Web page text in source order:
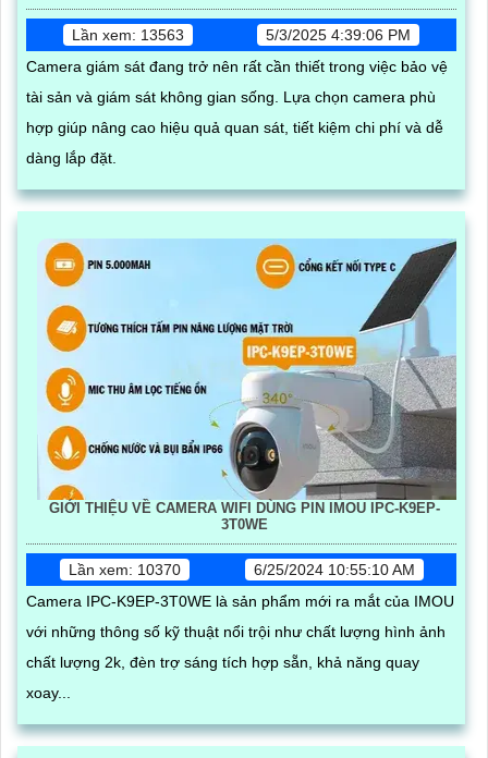
Lần xem: 13563
5/3/2025 4:39:06 PM
Camera giám sát đang trở nên rất cần thiết trong việc bảo vệ
tài sản và giám sát không gian sống. Lựa chọn camera phù
hợp giúp nâng cao hiệu quả quan sát, tiết kiệm chi phí và dễ
dàng lắp đặt.
GIỚI THIỆU VỀ CAMERA WIFI DÙNG PIN IMOU IPC-K9EP-
3T0WE
Lần xem: 10370
6/25/2024 10:55:10 AM
Camera IPC-K9EP-3T0WE là sản phẩm mới ra mắt của IMOU
với những thông số kỹ thuật nổi trội như chất lượng hình ảnh
chất lượng 2k, đèn trợ sáng tích hợp sẵn, khả năng quay
xoay...